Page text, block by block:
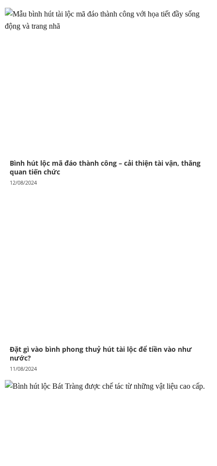
Bình hút lộc mã đáo thành công – cải thiện tài vận, thăng
quan tiến chức
12/08/2024
Đặt gì vào bình phong thuỷ hút tài lộc để tiền vào như
nước?
11/08/2024